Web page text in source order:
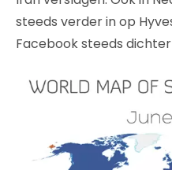
steeds verder in op
Facebook steeds